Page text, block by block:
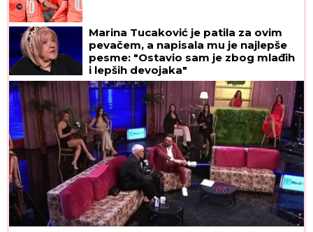
Marina Tucaković je patila za ovim
pevačem, a napisala mu je najlepše
pesme: "Ostavio sam je zbog mlađih
i lepših devojaka"